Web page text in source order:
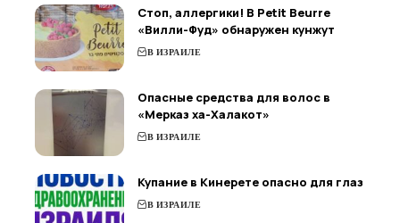
Стоп, аллергики! В Petit Beurre
«Вилли-Фуд» обнаружен кунжут
В ИЗРАИЛЕ
Опасные средства для волос в
«Мерказ ха-Халакот»
В ИЗРАИЛЕ
Купание в Кинерете опасно для глаз
В ИЗРАИЛЕ